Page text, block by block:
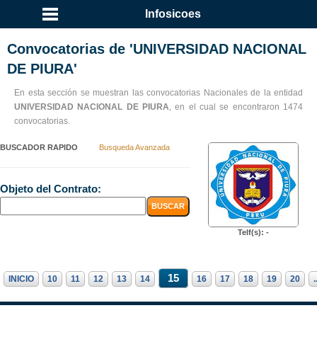
Infosicoes
Convocatorias de 'UNIVERSIDAD NACIONAL
DE PIURA'
En esta sección se muestran las convocatorias Nacionales de la entidad
UNIVERSIDAD NACIONAL DE PIURA, en el cual se encontraron 1474
convocatorias.
BUSCADOR RAPIDO Busqueda Avanzada
Objeto del Contrato:
Telf(s): -
INICIO 10 11 12 13 14 15 16 17 18 19 20